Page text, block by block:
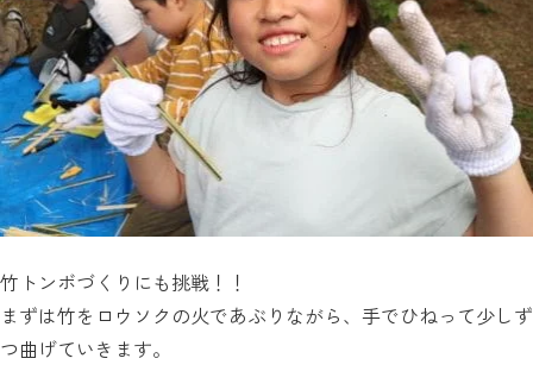
竹トンボづくりにも挑戦！！
まずは竹をロウソクの火であぶりながら、手でひねって少しず
つ曲げていきます。